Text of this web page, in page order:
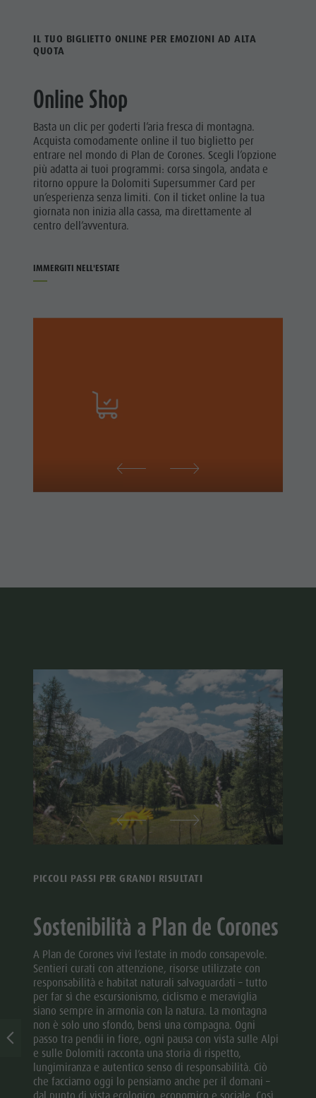
IL TUO BIGLIETTO ONLINE PER EMOZIONI AD ALTA
QUOTA
Online Shop
Basta un clic per goderti l’aria fresca di montagna.
Acquista comodamente online il tuo biglietto per
entrare nel mondo di Plan de Corones. Scegli l’opzione
più adatta ai tuoi programmi: corsa singola, andata e
ritorno oppure la Dolomiti Supersummer Card per
un’esperienza senza limiti. Con il ticket online la tua
giornata non inizia alla cassa, ma direttamente al
centro dell’avventura.
IMMERGITI NELL'ESTATE
PICCOLI PASSI PER GRANDI RISULTATI
Sostenibilità a Plan de Corones
A Plan de Corones vivi l’estate in modo consapevole.
Sentieri curati con attenzione, risorse utilizzate con
responsabilità e habitat naturali salvaguardati – tutto
per far sì che escursionismo, ciclismo e meraviglia
siano sempre in armonia con la natura. La montagna
non è solo uno sfondo, bensì una compagna. Ogni
passo tra pendii in fiore, ogni pausa con vista sulle Alpi
e sulle Dolomiti racconta una storia di rispetto,
lungimiranza e autentico senso di responsabilità. Ciò
che facciamo oggi lo pensiamo anche per il domani –